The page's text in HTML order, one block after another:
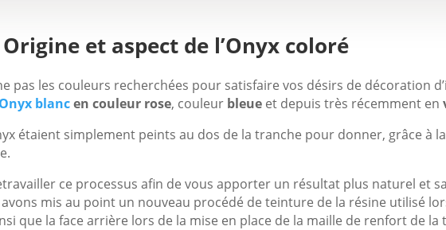
Origine et aspect de l’Onyx coloré
pas les couleurs recherchées pour satisfaire vos désirs de décoration
blancen couleur rose, couleur bleue et depuis très récemment en
étaient simplement peints au dos de la tranche pour donner, grâce à
ce processus afin de vous apporter un résultat plus naturel et
mis au point un nouveau procédé de teinture de la résine utilisé
que la face arrière lors de la mise en place de la maille de renfort de la